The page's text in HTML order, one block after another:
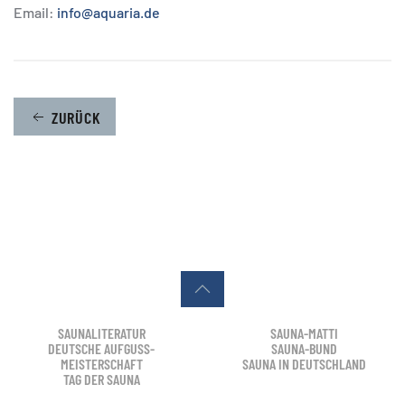
Email: info@aquaria.de
ZURÜCK
SAUNALITERATUR
DEUTSCHE AUFGUSS-
MEISTERSCHAFT
TAG DER SAUNA
SAUNA-MATTI
SAUNA-BUND
SAUNA IN DEUTSCHLAND